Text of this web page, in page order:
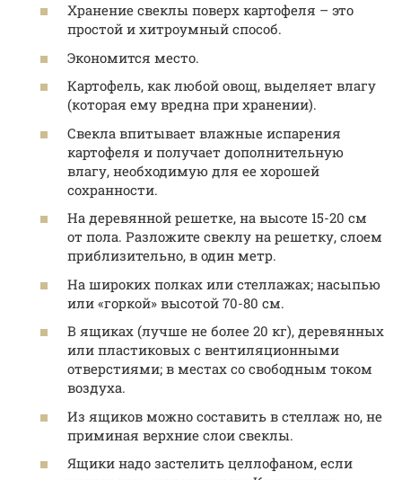
Хранение свеклы поверх картофеля – это
простой и хитроумный способ.
Экономится место.
Картофель, как любой овощ, выделяет влагу
(которая ему вредна при хранении).
Свекла впитывает влажные испарения
картофеля и получает дополнительную
влагу, необходимую для ее хорошей
сохранности.
На деревянной решетке, на высоте 15-20 см
от пола. Разложите свеклу на решетку, слоем
приблизительно, в один метр.
На широких полках или стеллажах; насыпью
или «горкой» высотой 70-80 см.
В ящиках (лучше не более 20 кг), деревянных
или пластиковых с вентиляционными
отверстиями; в местах со свободным током
воздуха.
Из ящиков можно составить в стеллаж но, не
приминая верхние слои свеклы.
Ящики надо застелить целлофаном, если